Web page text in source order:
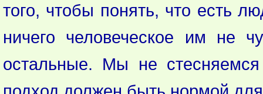
того, чтобы понять, что есть
ничего человеческое им не
остальные. Мы не